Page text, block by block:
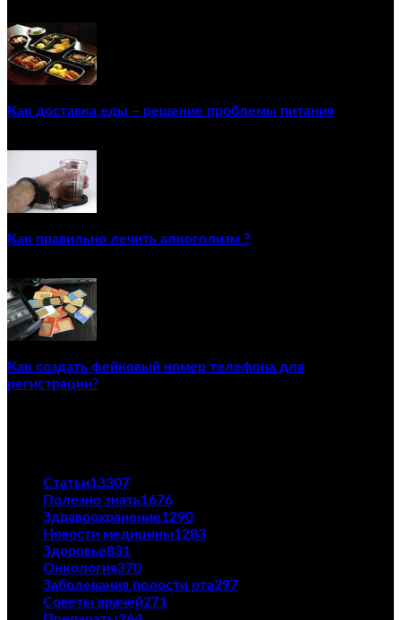
Как доставка еды – решение проблемы питания
Как правильно лечить алкоголизм ?
Как создать фейковый номер телефона для
регистрации?
Статьи13307
Полезно знать1676
Здравоохранение1290
Новости медицины1283
Здоровье831
Онкология370
Заболевания полости рта297
Советы врачей271